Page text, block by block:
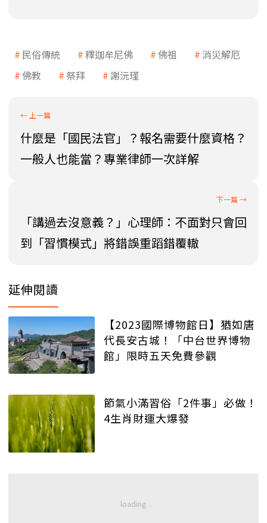
民俗傳統 釋迦牟尼佛 佛祖
消災解厄
佛教
祭拜 謝沅瑾
什麼是「國民法官」？報名需要什麼資格？
一般人也能當？專業律師一次詳解
「講過去沒意義？」心理師：不面對只會回
到「習慣模式」將錯誤重蹈錯覆轍
延伸閱讀
【2023國際博物館日】猶如唐
代長安古城！「中台世界博物
館」限時五天免費參觀
節氣小滿習俗「2件事」必做！
4生肖財運大爆發